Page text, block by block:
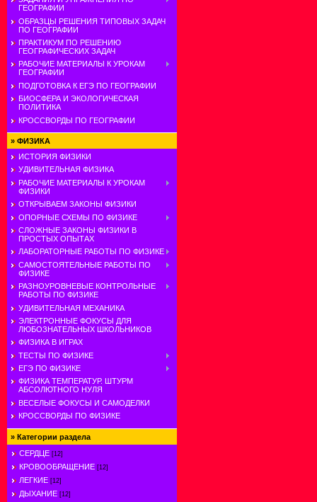
ГЕОГРАФИИ
ОБРАЗЦЫ РЕШЕНИЯ ТИПОВЫХ ЗАДАЧ
ПО ГЕОГРАФИИ
ПРАКТИКУМ ПО РЕШЕНИЮ
ГЕОГРАФИЧЕСКИХ ЗАДАЧ
РАБОЧИЕ МАТЕРИАЛЫ К УРОКАМ
ГЕОГРАФИИ
ПОДГОТОВКА К ЕГЭ ПО ГЕОГРАФИИ
БИОСФЕРА И ЭКОЛОГИЧЕСКАЯ
ПОЛИТИКА
КРОССВОРДЫ ПО ГЕОГРАФИИ
» ФИЗИКА
ИСТОРИЯ ФИЗИКИ
УДИВИТЕЛЬНАЯ ФИЗИКА
РАБОЧИЕ МАТЕРИАЛЫ К УРОКАМ
ФИЗИКИ
ОТКРЫВАЕМ ЗАКОНЫ ФИЗИКИ
ОПОРНЫЕ СХЕМЫ ПО ФИЗИКЕ
СЛОЖНЫЕ ЗАКОНЫ ФИЗИКИ В
ПРОСТЫХ ОПЫТАХ
ЛАБОРАТОРНЫЕ РАБОТЫ ПО ФИЗИКЕ
САМОСТОЯТЕЛЬНЫЕ РАБОТЫ ПО
ФИЗИКЕ
РАЗНОУРОВНЕВЫЕ КОНТРОЛЬНЫЕ
РАБОТЫ ПО ФИЗИКЕ
УДИВИТЕЛЬНАЯ МЕХАНИКА
ЭЛЕКТРОННЫЕ ФОКУСЫ ДЛЯ
ЛЮБОЗНАТЕЛЬНЫХ ШКОЛЬНИКОВ
ФИЗИКА В ИГРАХ
ТЕСТЫ ПО ФИЗИКЕ
ЕГЭ ПО ФИЗИКЕ
ФИЗИКА ТЕМПЕРАТУР. ШТУРМ
АБСОЛЮТНОГО НУЛЯ
ВЕСЕЛЫЕ ФОКУСЫ И САМОДЕЛКИ
КРОССВОРДЫ ПО ФИЗИКЕ
» Категории раздела
СЕРДЦЕ [12]
КРОВООБРАЩЕНИЕ [12]
ЛЕГКИЕ [12]
ДЫХАНИЕ [12]